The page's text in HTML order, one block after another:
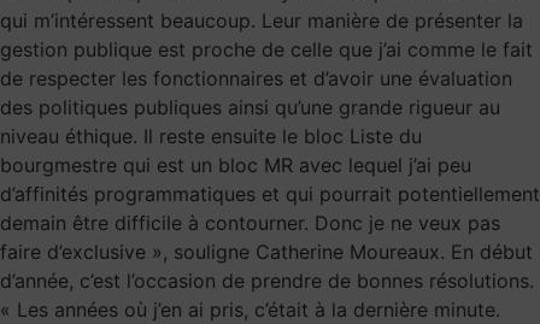
qui m’intéressent beaucoup. Leur manière de présenter la
gestion publique est proche de celle que j’ai comme le fait
de respecter les fonctionnaires et d’avoir une évaluation
des politiques publiques ainsi qu’une grande rigueur au
niveau éthique. Il reste ensuite le bloc Liste du
bourgmestre qui est un bloc MR avec lequel j’ai peu
d’affinités programmatiques et qui pourrait potentiellement
demain être difficile à contourner. Donc je ne veux pas
faire d’exclusive », souligne Catherine Moureaux. En début
d’année, c’est l’occasion de prendre de bonnes résolutions.
« Les années où j’en ai pris, c’était à la dernière minute.